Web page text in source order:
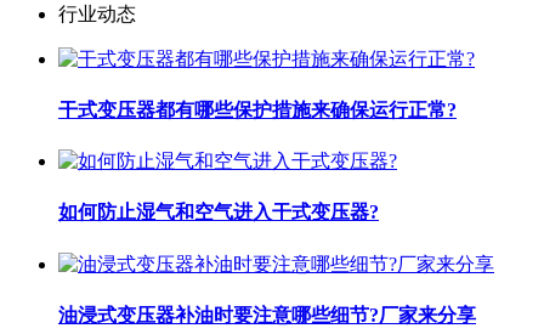
行业动态
干式变压器都有哪些保护措施来确保运行正常?
如何防止湿气和空气进入干式变压器?
油浸式变压器补油时要注意哪些细节?厂家来分享